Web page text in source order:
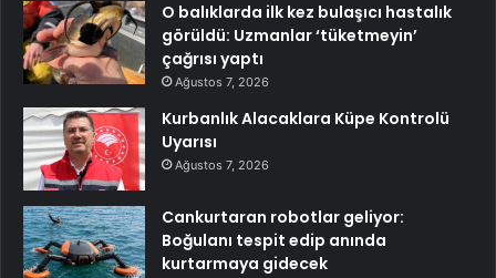
O balıklarda ilk kez bulaşıcı hastalık
görüldü: Uzmanlar ‘tüketmeyin’
çağrısı yaptı
Ağustos 7, 2026
Kurbanlık Alacaklara Küpe Kontrolü
Uyarısı
Ağustos 7, 2026
Cankurtaran robotlar geliyor:
Boğulanı tespit edip anında
kurtarmaya gidecek